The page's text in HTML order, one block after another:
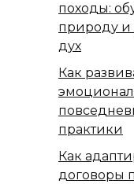
походы:
природу и
дух
Как
практики
Как
договоры